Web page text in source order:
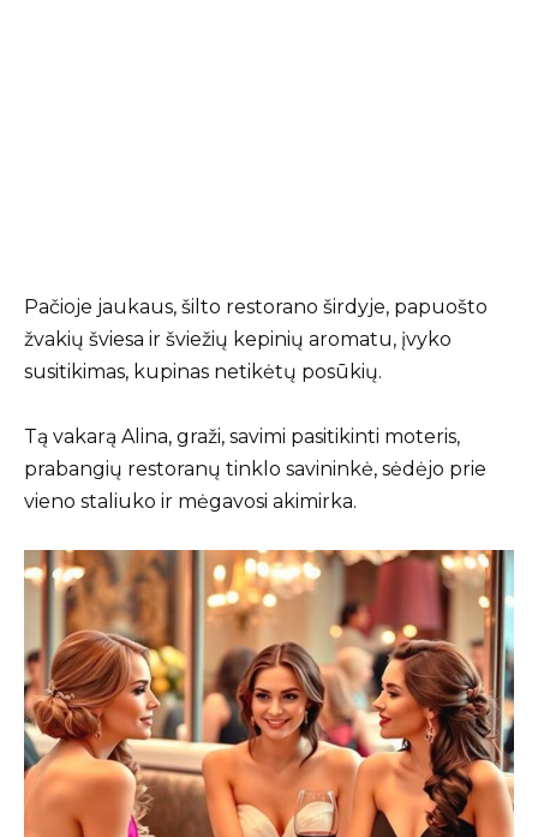
Pačioje jaukaus, šilto restorano širdyje, papuošto
žvakių šviesa ir šviežių kepinių aromatu, įvyko
susitikimas, kupinas netikėtų posūkių.
Tą vakarą Alina, graži, savimi pasitikinti moteris,
prabangių restoranų tinklo savininkė, sėdėjo prie
vieno staliuko ir mėgavosi akimirka.